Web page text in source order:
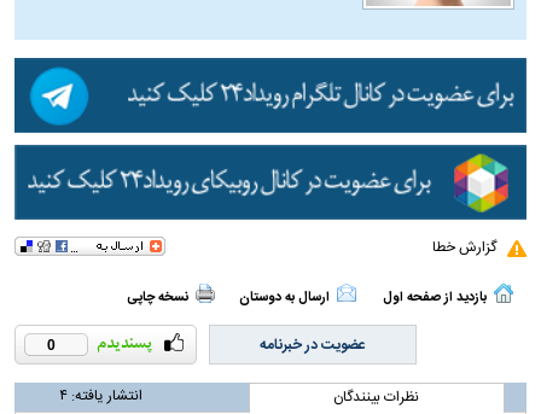
گزارش خطا
بازدید از صفحه اول ارسال به دوستان نسخه چاپی
0 عضویت در خبرنامه
نظرات بینندگان انتشار یافته: ۴